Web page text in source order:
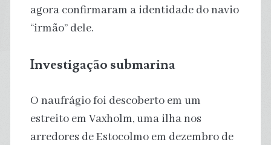
agora confirmaram a identidade do navio
“irmão” dele.
Investigação submarina
O naufrágio foi descoberto em um
estreito em Vaxholm, uma ilha nos
arredores de Estocolmo em dezembro de